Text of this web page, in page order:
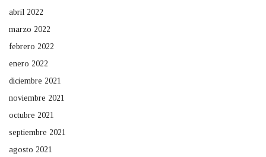
abril 2022
marzo 2022
febrero 2022
enero 2022
diciembre 2021
noviembre 2021
octubre 2021
septiembre 2021
agosto 2021